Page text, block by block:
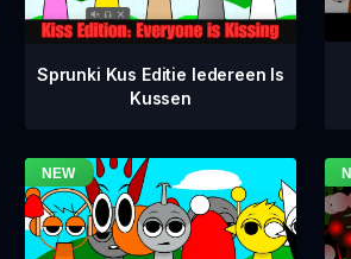
Sprunki Kus Editie Iedereen Is
Kussen